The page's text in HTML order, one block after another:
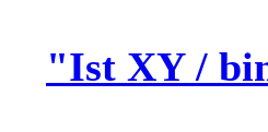
"Ist XY /